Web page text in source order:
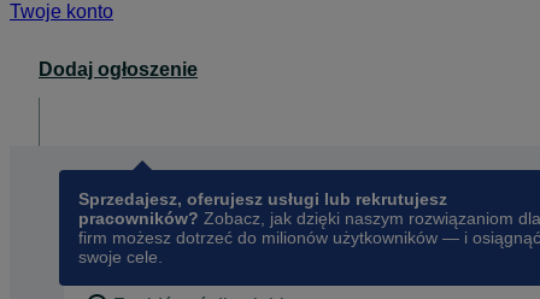
Twoje konto
Dodaj ogłoszenie
Sprzedajesz, oferujesz usługi lub rekrutujesz
pracowników? Zobacz, jak dzięki naszym rozwiązaniom dla
firm możesz dotrzeć do milionów użytkowników — i osiągnąć
swoje cele.